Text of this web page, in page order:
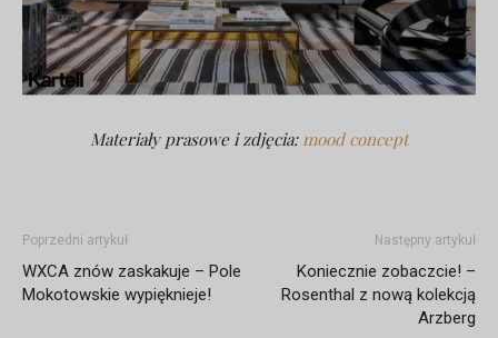
Materiały prasowe i zdjęcia: mood concept
Poprzedni artykuł
WXCA znów zaskakuje – Pole
Mokotowskie wypięknieje!
Następny artykuł
Koniecznie zobaczcie! –
Rosenthal z nową kolekcją
Arzberg